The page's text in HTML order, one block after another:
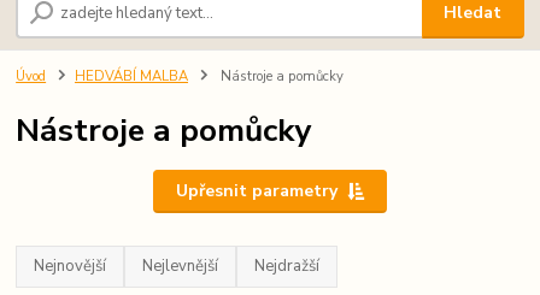
Hledat
Úvod HEDVÁBÍ MALBA Nástroje a pomůcky
Nástroje a pomůcky
Upřesnit parametry
Nejnovější Nejlevnější Nejdražší